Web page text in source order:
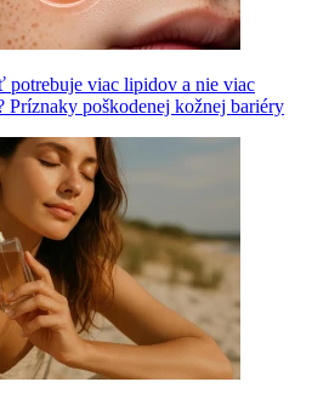
potrebuje viac lipidov a nie viac
Príznaky poškodenej kožnej bariéry